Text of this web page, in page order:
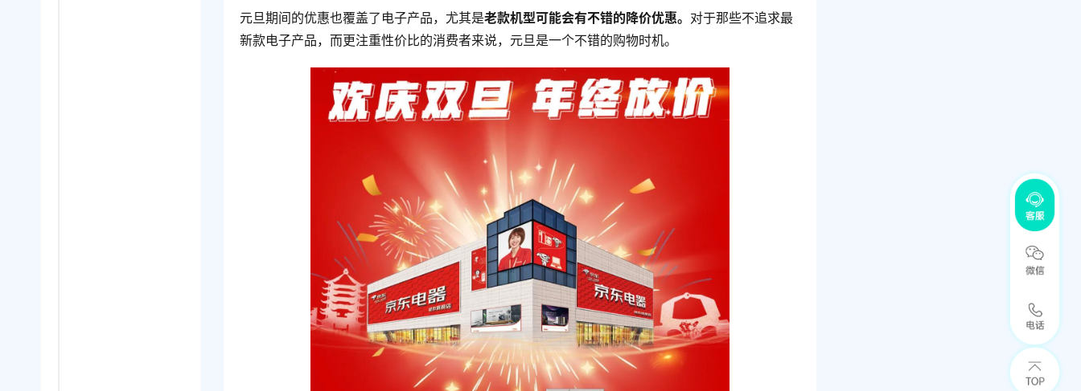
元旦期间的优惠也覆盖了电子产品，尤其是老款机型可能会有不错的降价优惠。 对于那些不追求最
新款电子产品，而更注重性价比的消费者来说，元旦是一个不错的购物时机。